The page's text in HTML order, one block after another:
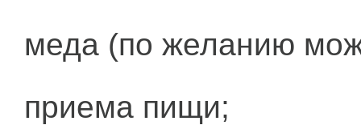
меда (по желанию
приема пищи;